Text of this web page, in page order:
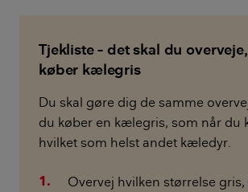
Tjekliste – det skal du
køber kælegris
Du skal gøre dig de samme
du køber en kælegris, som når du
hvilket som helst andet kæledyr.
Overvej hvilken størrelse